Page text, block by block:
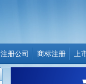
注册公司 商标注册 上